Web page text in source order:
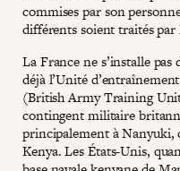
commises par son
différents soient traités
La France ne s’installe
déjà l’Unité
(British Army Training
contingent militaire
principalement à Nanyuki,
Kenya. Les États-Unis,